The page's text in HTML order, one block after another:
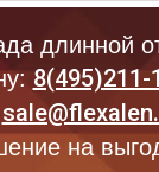
длинной
8(495)211-
на